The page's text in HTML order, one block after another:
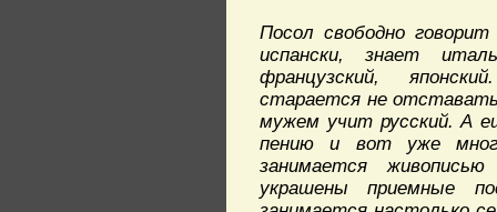
Посол свободно
испански, знает
французский,
старается не
мужем учит русский. А
пению и вот уже
занимается
украшены приемные